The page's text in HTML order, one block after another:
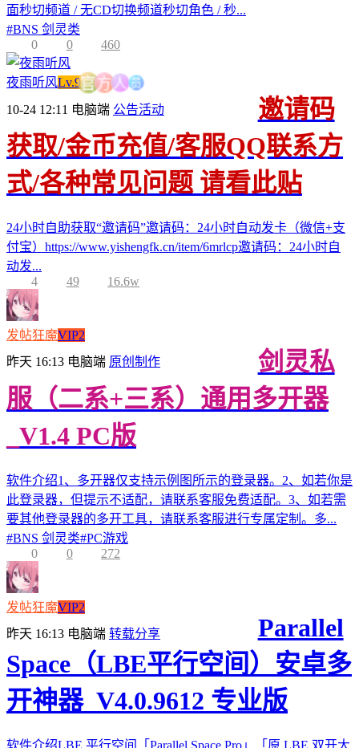
面秒切频道 / 无CD切换频道秒切角色 / 秒...
#BNS 剑灵类
0
0 460
夜雨听风Lv.9官 方人员
10-24 12:11 电脑端 公告活动
邀请码
获取/金币充值/客服QQ联系方
式/各种常见问题 请看此贴
24小时自助获取“邀请码”邀请码：24小时自动发卡（微信+支
付宝）https://www.yishengfk.cn/item/6mrlcp邀请码：24小时自
动发...
4
49 16.6w
发帖狂魔VIP2
昨天 16:13 电脑端 原创制作
剑灵私
服（二系+三系）通用多开器
_V1.4 PC版
软件介绍1、多开器仅支持示例图所示的登录器。2、如若你是
此登录器，但提示不适配，请联系客服免费适配。3、如若需
要其他登录器的多开工具，请联系客服进行专属定制。多...
#BNS 剑灵类#PC游戏
0
0 272
发帖狂魔VIP2
昨天 16:13 电脑端 转载分享
Parallel
Space（LBE平行空间）安卓多
开神器_V4.0.9612 专业版
软件介绍LBE 平行空间「Parallel Space Pro」「原 LBE 双开大